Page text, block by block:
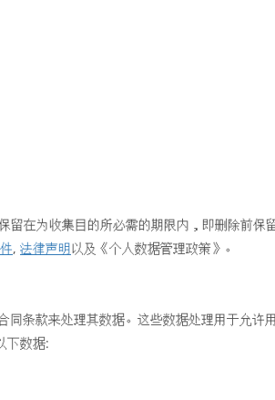
在为收集目的所必需的期限内，即删除前保
, 法律声明以及《个人数据管理政策》。
同条款来处理其数据。这些数据处理用于允许
下数据: